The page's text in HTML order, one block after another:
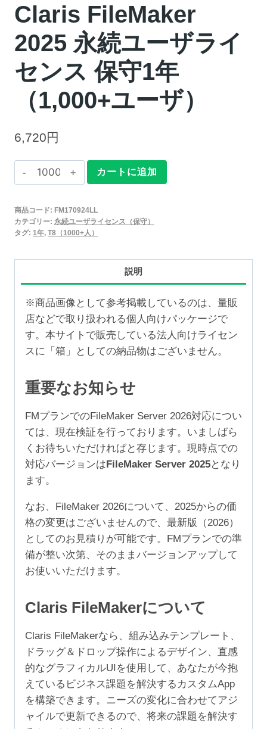
Claris FileMaker
2025 永続ユーザライ
センス 保守1年
（1,000+ユーザ）
6,720円
Claris
FileMaker
永
続
ザ
ラ
イ
セ
ン
保
守
1
年
（1,000+ユ
ー
ザ）
カートに追加
商品コード: FM170924LL
カテゴリー: 永続ユーザライセンス（保守）
タグ: 1年, T8（1000+人）
説明
※商品画像として参考掲載しているのは、量販
店などで取り扱われる個人向けパッケージで
す。本サイトで販売している法人向けライセン
スに「箱」としての納品物はございません。
重要なお知らせ
FMプランでのFileMaker Server 2026対応につい
ては、現在検証を行っております。いましばら
くお待ちいただければと存じます。現時点での
対応バージョンは FileMaker Server 2025となり
ます。
なお、FileMaker 2026について、2025からの価
格の変更はございませんので、最新版（2026）
としてのお見積りが可能です。FMプランでの準
備が整い次第、そのままバージョンアップして
お使いいただけます。
Claris FileMakerについて
Claris FileMakerなら、組み込みテンプレート、
ドラッグ＆ドロップ操作によるデザイン、直感
的なグラフィカルUIを使用して、あなたが今抱
えているビジネス課題を解決するカスタムApp
を構築できます。ニーズの変化に合わせてアジ
ャイルで更新できるので、将来の課題を解決す